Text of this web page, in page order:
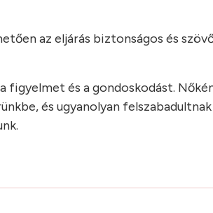
az eljárás biztonságos és
figyelmet és a gondoskodást.
és ugyanolyan